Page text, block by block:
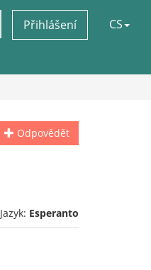
Přihlášení CS
Odpovědět
Jazyk: Esperanto